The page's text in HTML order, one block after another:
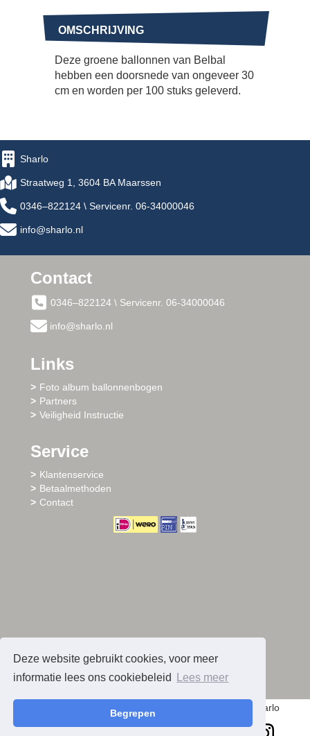
Deze website gebruikt cookies, voor meer
informatie lees ons cookiebeleid
Lees meer
Begrepen
OMSCHRIJVING
Deze groene ballonnen van Belbal
hebben een doorsnede van ongeveer 30
cm en worden per 100 stuks geleverd.
Sharlo
Straatweg 1, 3604 BA Maarssen
0346–822124 \ Servicenr. 06-34000046
info@sharlo.nl
Contact
0346–822124 \ Servicenr. 06-34000046
info@sharlo.nl
Links
Foto album ballonnenbogen
Partners
Veiligheid Instructie
Service
Klantenservice
Betaalmethoden
Contact
© 2026 - Sharlo
facebookinstagram